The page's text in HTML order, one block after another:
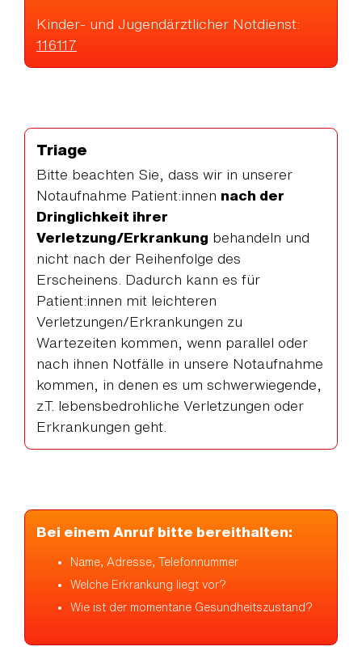
Kinder- und Jugendärztlicher Notdienst:
116117
Triage
Bitte beachten Sie, dass wir in unserer
Notaufnahme Patient:innen nach der
Dringlichkeit ihrer
Verletzung/Erkrankung behandeln und
nicht nach der Reihenfolge des
Erscheinens. Dadurch kann es für
Patient:innen mit leichteren
Verletzungen/Erkrankungen zu
Wartezeiten kommen, wenn parallel oder
nach ihnen Notfälle in unsere Notaufnahme
kommen, in denen es um schwerwiegende,
z.T. lebensbedrohliche Verletzungen oder
Erkrankungen geht.
Bei einem Anruf bitte bereithalten:
Name, Adresse, Telefonnummer
Welche Erkrankung liegt vor?
Wie ist der momentane Gesundheitszustand?